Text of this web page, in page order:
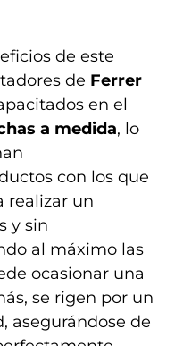
de este
de Ferrer
en el
a medida, lo
con los que
realizar un
y sin
al máximo las
ocasionar una
se rigen por un
asegurándose de